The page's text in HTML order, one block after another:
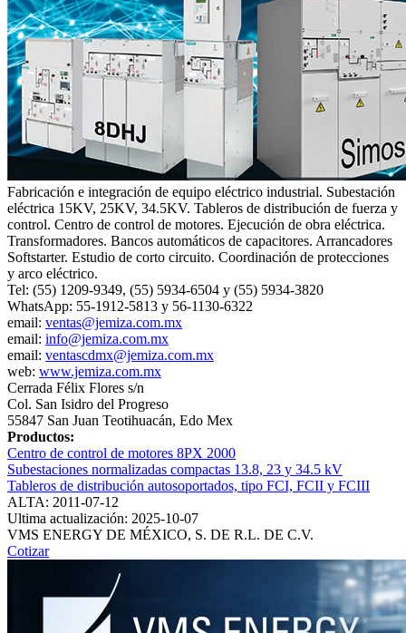
Fabricación e integración de equipo eléctrico industrial. Subestación
eléctrica 15KV, 25KV, 34.5KV. Tableros de distribución de fuerza y
control. Centro de control de motores. Ejecución de obra eléctrica.
Transformadores. Bancos automáticos de capacitores. Arrancadores
Softstarter. Estudio de corto circuito. Coordinación de protecciones
y arco eléctrico.
Tel: (55) 1209-9349, (55) 5934-6504 y (55) 5934-3820
WhatsApp: 55-1912-5813 y 56-1130-6322
email: ventas@jemiza.com.mx
email: info@jemiza.com.mx
email: ventascdmx@jemiza.com.mx
web: www.jemiza.com.mx
Cerrada Félix Flores s/n
Col. San Isidro del Progreso
55847 San Juan Teotihuacán, Edo Mex
Productos:
Centro de control de motores 8PX 2000
Subestaciones normalizadas compactas 13.8, 23 y 34.5 kV
Tableros de distribución autosoportados, tipo FCI, FCII y FCIII
ALTA: 2011-07-12
Ultima actualización: 2025-10-07
VMS ENERGY DE MÉXICO, S. DE R.L. DE C.V.
Cotizar